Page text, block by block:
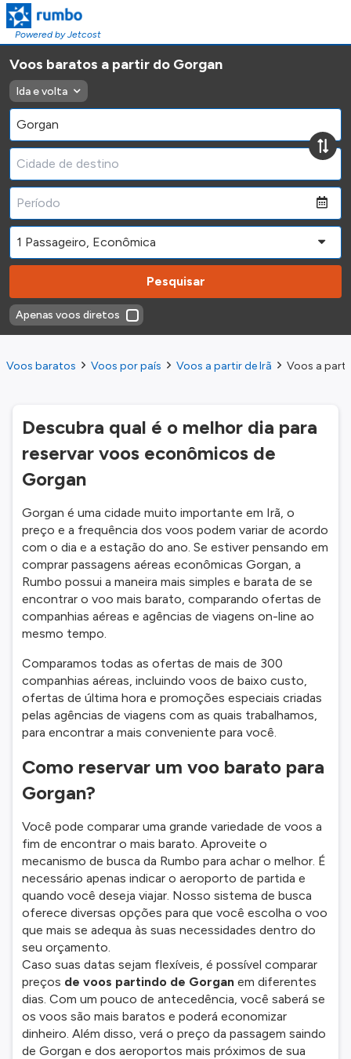
Powered by Jetcost
Voos baratos a partir do Gorgan
Ida e volta
Pesquisar
Apenas voos diretos
Voos baratos Voos por país Voos a partir de Irã Voos a
Descubra qual é o melhor dia para
reservar voos econômicos de
Gorgan
Gorgan é uma cidade muito importante em Irã, o
preço e a frequência dos voos podem variar de acordo
com o dia e a estação do ano. Se estiver pensando em
comprar passagens aéreas econômicas Gorgan, a
Rumbo possui a maneira mais simples e barata de se
encontrar o voo mais barato, comparando ofertas de
companhias aéreas e agências de viagens on-line ao
mesmo tempo.
Comparamos todas as ofertas de mais de 300
companhias aéreas, incluindo voos de baixo custo,
ofertas de última hora e promoções especiais criadas
pelas agências de viagens com as quais trabalhamos,
para encontrar a mais conveniente para você.
Como reservar um voo barato para
Gorgan?
Você pode comparar uma grande variedade de voos a
fim de encontrar o mais barato. Aproveite o
mecanismo de busca da Rumbo para achar o melhor. É
necessário apenas indicar o aeroporto de partida e
quando você deseja viajar. Nosso sistema de busca
oferece diversas opções para que você escolha o voo
que mais se adequa às suas necessidades dentro do
seu orçamento.
Caso suas datas sejam flexíveis, é possível comparar
preços de voos partindo de Gorgan em diferentes
dias. Com um pouco de antecedência, você saberá se
os voos são mais baratos e poderá economizar
dinheiro. Além disso, verá o preço da passagem saindo
de Gorgan e dos aeroportos mais próximos de sua